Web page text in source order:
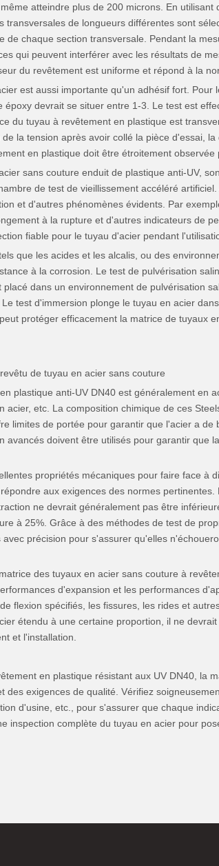
atteindre plus de 200 microns. En
de longueurs différentes sont
chaque section transversale. Pendant la
qui peuvent interférer avec les résultats de
du revêtement est uniforme et répond à la
est aussi importante qu'un adhésif fort.
devrait se situer entre 1-3. Le test est
du tuyau à revêtement en plastique est
la tension après avoir collé la pièce d'essai,
en plastique doit être étroitement
sans couture enduit de plastique anti-UV,
de test de vieillissement accéléré
et d'autres phénomènes évidents. Par
à la rupture et d'autres indicateurs de
fiable pour le tuyau d'acier pendant
que les acides et les alcalis, ou des
à la corrosion. Le test de pulvérisation
dans un environnement de pulvérisation
test d'immersion plonge le tuyau en acier
protéger efficacement la matrice de tuyaux
de tuyau en acier sans couture
plastique anti-UV DN40 est généralement en
etc. La composition chimique de ces
limites de portée pour garantir que l'acier a
doivent être utilisés pour garantir que
propriétés mécaniques pour faire face à
aux exigences des normes
ne devrait généralement pas être
à 25%. Grâce à des méthodes de test de
précision pour s'assurer qu'elles
des tuyaux en acier sans couture à
d'expansion et les performances
flexion spécifiés, les fissures, les rides et
étendu à une certaine proportion, il ne
et l'installation.
en plastique résistant aux UV DN40, la
exigences de qualité. Vérifiez
d'usine, etc., pour s'assurer que chaque
complète du tuyau en acier pour